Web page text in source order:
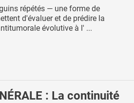
répétés — une forme de
d'évaluer et de prédire la
évolutive à l' ...
: La continuité